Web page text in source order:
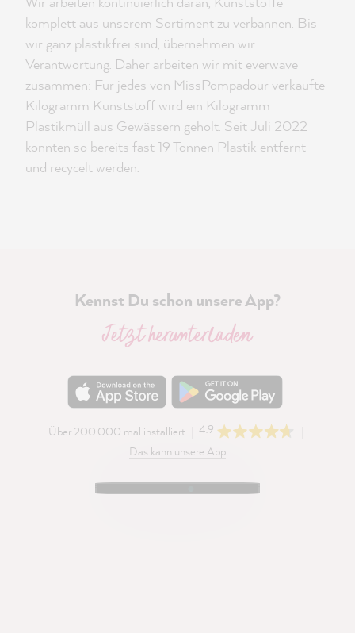
komplett aus unserem Sortiment zu verbannen. Bis
wir ganz plastikfrei sind, übernehmen wir
Verantwortung. Daher arbeiten wir mit everwave
zusammen: Für jedes von MissPompadour verkaufte
Kilogramm Kunststoff wird ein Kilogramm
Plastikmüll aus Gewässern geholt. Seit Juli 2022
konnten so bereits fast 19 Tonnen Plastik entfernt
und recycelt werden.
Kennst Du schon unsere App?
Jetzt herunterladen
Über 200.000 mal installiert
4.9
Das kann unsere App